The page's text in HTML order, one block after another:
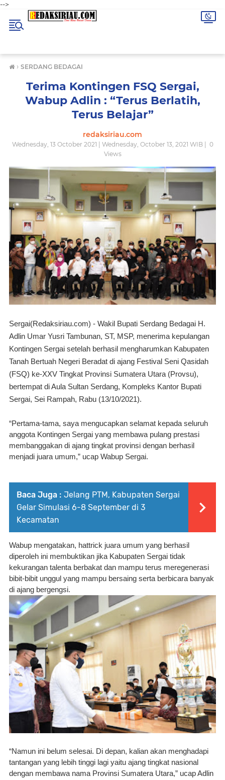
-->
› SERDANG BEDAGAI
Terima Kontingen FSQ Sergai,
Wabup Adlin : “Terus Berlatih,
Terus Belajar”
redaksiriau.com
Wednesday, 13 October 2021 | Wednesday, October 13, 2021 WIB |
0
Views
Sergai(Redaksiriau.com) - Wakil Bupati Serdang Bedagai H.
Adlin Umar Yusri Tambunan, ST, MSP, menerima kepulangan
Kontingen Sergai setelah berhasil mengharumkan Kabupaten
Tanah Bertuah Negeri Beradat di ajang Festival Seni Qasidah
(FSQ) ke-XXV Tingkat Provinsi Sumatera Utara (Provsu),
bertempat di Aula Sultan Serdang, Kompleks Kantor Bupati
Sergai, Sei Rampah, Rabu (13/10/2021).
“Pertama-tama, saya mengucapkan selamat kepada seluruh
anggota Kontingen Sergai yang membawa pulang prestasi
membanggakan di ajang tingkat provinsi dengan berhasil
menjadi juara umum,” ucap Wabup Sergai.
Baca Juga : Jelang PTM, Kabupaten Sergai
Gelar Simulasi 6-8 September di 3
Kecamatan
Wabup mengatakan, hattrick juara umum yang berhasil
diperoleh ini membuktikan jika Kabupaten Sergai tidak
kekurangan talenta berbakat dan mampu terus meregenerasi
bibit-bibit unggul yang mampu bersaing serta berbicara banyak
di ajang bergengsi.
“Namun ini belum selesai. Di depan, kalian akan menghadapi
tantangan yang lebih tinggi lagi yaitu ajang tingkat nasional
dengan membawa nama Provinsi Sumatera Utara,” ucap Adlin